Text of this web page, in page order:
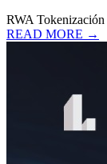
RWA Tokenización
READ MORE →